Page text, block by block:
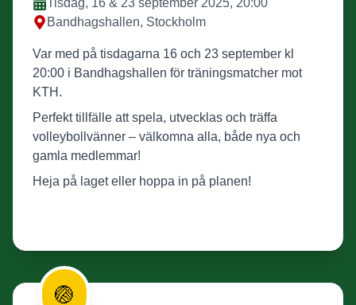
Tisdag, 16 & 23 september 2025, 20:00
Bandhagshallen, Stockholm
Var med på tisdagarna 16 och 23 september kl
20:00 i Bandhagshallen för träningsmatcher mot
KTH.
Perfekt tillfälle att spela, utvecklas och träffa
volleybollvänner – välkomna alla, både nya och
gamla medlemmar!
Heja på laget eller hoppa in på planen!
🏐